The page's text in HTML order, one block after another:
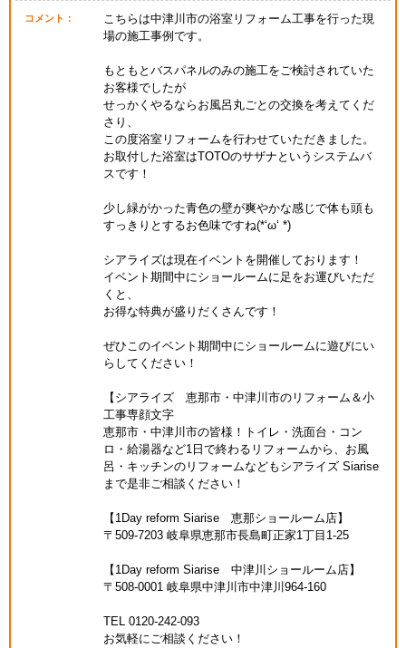
コメント：
こちらは中津川市の浴室リフォーム工事を行った現
場の施工事例です。
もともとバスパネルのみの施工をご検討されていた
お客様でしたが
せっかくやるならお風呂丸ごとの交換を考えてくだ
さり、
この度浴室リフォームを行わせていただきました。
お取付した浴室はTOTOのサザナというシステムバ
スです！
少し緑がかった青色の壁が爽やかな感じで体も頭も
すっきりとするお色味ですね(*‘ω‘ *)
シアライズは現在イベントを開催しております！
イベント期間中にショールームに足をお運びいただ
くと、
お得な特典が盛りだくさんです！
ぜひこのイベント期間中にショールームに遊びにい
らしてください！
【シアライズ 恵那市・中津川市のリフォーム＆小
工事専顔文字
恵那市・中津川市の皆様！トイレ・洗面台・コン
ロ・給湯器など1日で終わるリフォームから、お風
呂・キッチンのリフォームなどもシアライズ Siarise
まで是非ご相談ください！
【1Day reform Siarise 恵那ショールーム店】
〒509-7203 岐阜県恵那市長島町正家1丁目1-25
【1Day reform Siarise 中津川ショールーム店】
〒508-0001 岐阜県中津川市中津川964-160
TEL 0120-242-093
お気軽にご相談ください！